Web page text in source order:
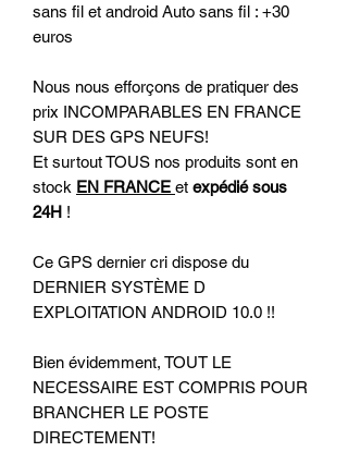
sans fil et android Auto sans fil : +30
euros
Nous nous efforçons de pratiquer des
prix INCOMPARABLES EN FRANCE
SUR DES GPS NEUFS!
Et surtout TOUS nos produits sont en
stock EN FRANCE et expédié sous
24H !
Ce GPS dernier cri dispose du
DERNIER SYSTÈME D
EXPLOITATION ANDROID 10.0 !!
Bien évidemment, TOUT LE
NECESSAIRE EST COMPRIS POUR
BRANCHER LE POSTE
DIRECTEMENT!